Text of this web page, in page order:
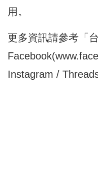
用。
更多資訊請參考「
Instagram /